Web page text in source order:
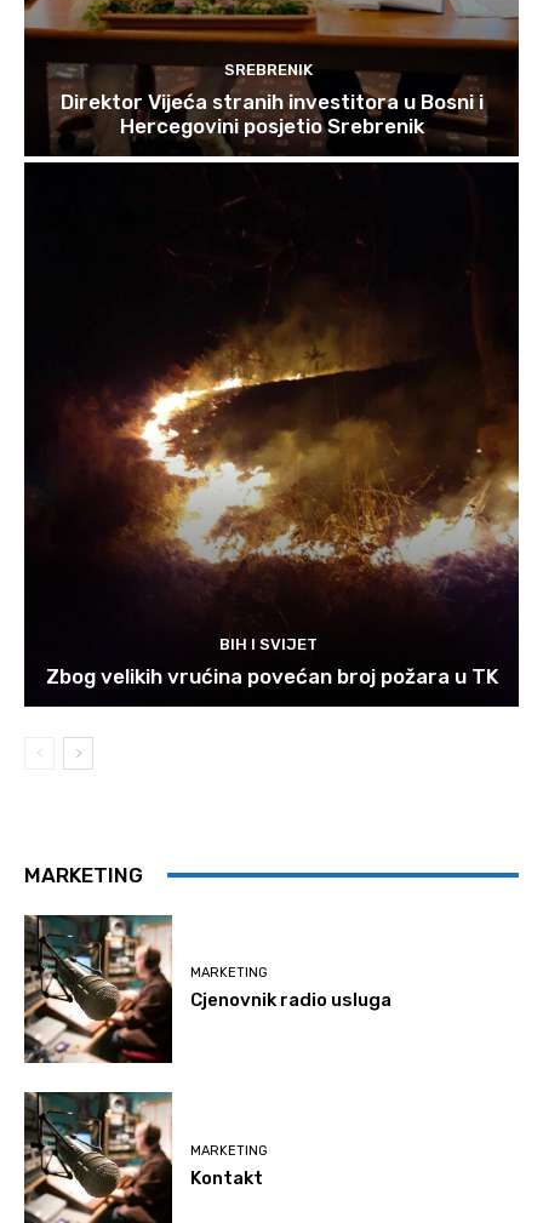
SREBRENIK
Direktor Vijeća stranih investitora u Bosni i
Hercegovini posjetio Srebrenik
BIH I SVIJET
Zbog velikih vrućina povećan broj požara u TK
MARKETING
MARKETING
Cjenovnik radio usluga
MARKETING
Kontakt